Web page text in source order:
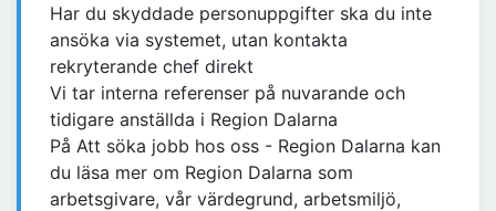
Har du skyddade personuppgifter ska du inte
ansöka via systemet, utan kontakta
rekryterande chef direkt
Vi tar interna referenser på nuvarande och
tidigare anställda i Region Dalarna
På Att söka jobb hos oss - Region Dalarna kan
du läsa mer om Region Dalarna som
arbetsgivare, vår värdegrund, arbetsmiljö,